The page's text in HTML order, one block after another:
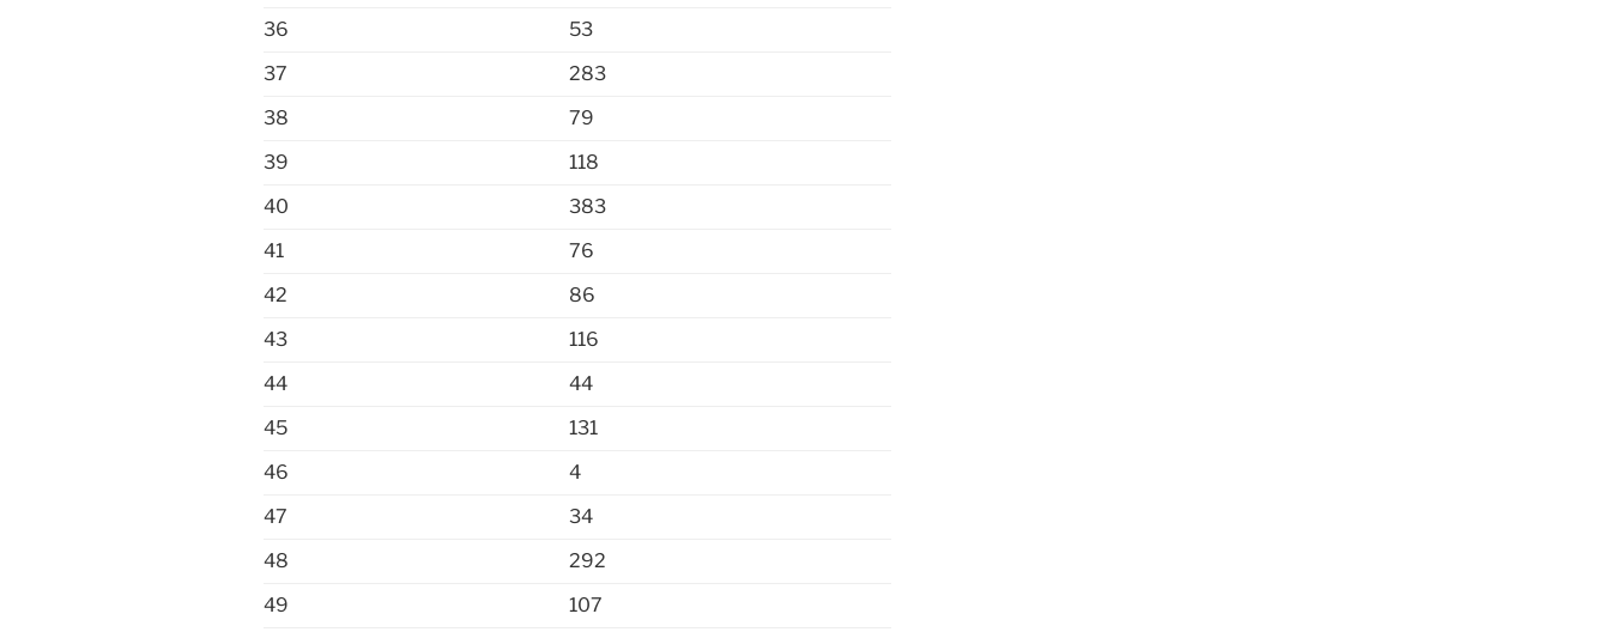
36
53
37
283
38
79
39
118
40
383
41
76
42
86
43
116
44
44
45
131
46
4
47
34
48
292
49
107